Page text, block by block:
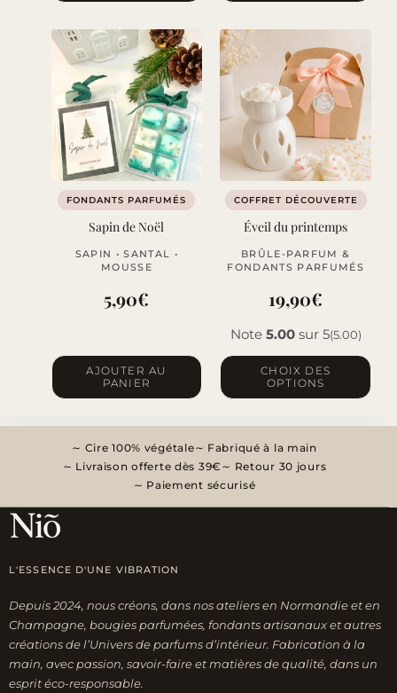
FONDANTS PARFUMÉS
Sapin de Noël
SAPIN • SANTAL •
MOUSSE
5,90€
AJOUTER AU
PANIER
COFFRET DÉCOUVERTE
Éveil du printemps
BRÛLE-PARFUM &
FONDANTS PARFUMÉS
19,90€
Note 5.00sur 5(5.00)
CHOIX DES
OPTIONS
Ce
produit
variations.
options
page
du
Cire 100% végétale
Fabriqué à la main
Livraison offerte dès 39€
Retour 30 jours
Paiement sécurisé
L'ESSENCE D'UNE VIBRATION
Depuis 2024, nous créons, dans nos ateliers en Normandie et en
Champagne, bougies parfumées, fondants artisanaux et autres
créations de l’Univers de parfums d’intérieur. Fabrication à la
main, avec passion, savoir-faire et matières de qualité, dans un
esprit éco-responsable.